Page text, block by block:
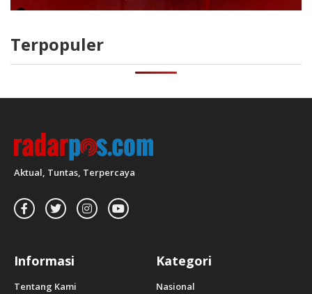
Terpopuler
Aktual, Tuntas, Terpercaya
Informasi
Tentang Kami
Kategori
Nasional